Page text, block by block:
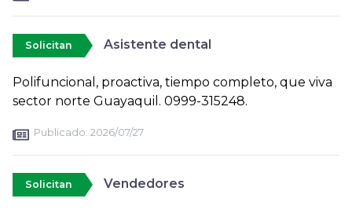
Solicitan Asistente dental
Polifuncional, proactiva, tiempo completo, que viva
sector norte Guayaquil. 0999-315248.
Publicado: 2026/07/27
Solicitan Vendedores